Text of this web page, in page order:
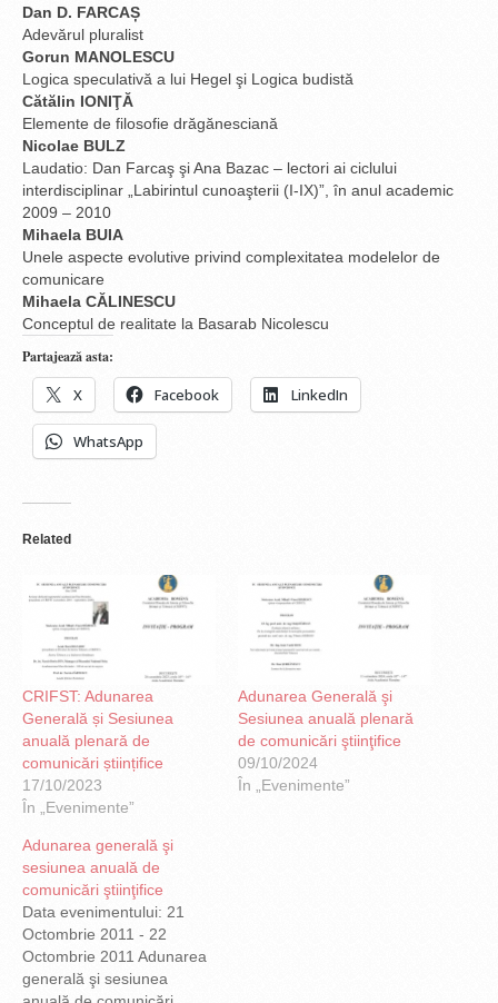
Dan D. FARCAȘ
Adevărul pluralist
Gorun MANOLESCU
Logica speculativă a lui Hegel şi Logica budistă
Cătălin IONIŢĂ
Elemente de filosofie drăgănesciană
Nicolae BULZ
Laudatio: Dan Farcaş şi Ana Bazac – lectori ai ciclului
interdisciplinar „Labirintul cunoaşterii (I-IX)”, în anul academic
2009 – 2010
Mihaela BUIA
Unele aspecte evolutive privind complexitatea modelelor de
comunicare
Mihaela CĂLINESCU
Conceptul de realitate la Basarab Nicolescu
Partajează asta:
X Facebook LinkedIn
WhatsApp
Related
CRIFST: Adunarea
Generală și Sesiunea
anuală plenară de
comunicări științifice
17/10/2023
În „Evenimente”
Adunarea Generală şi
Sesiunea anuală plenară
de comunicări ştiinţifice
09/10/2024
În „Evenimente”
Adunarea generală şi
sesiunea anuală de
comunicări ştiinţifice
Data evenimentului: 21
Octombrie 2011 - 22
Octombrie 2011 Adunarea
generală şi sesiunea